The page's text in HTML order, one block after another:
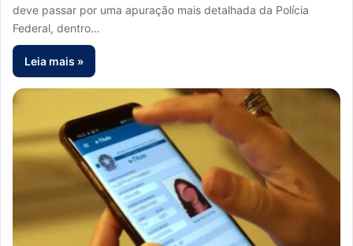
deve passar por uma apuração mais detalhada da Polícia
Federal, dentro…
Leia mais »